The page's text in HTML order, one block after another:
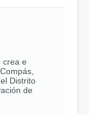
crea e
Distrito
de